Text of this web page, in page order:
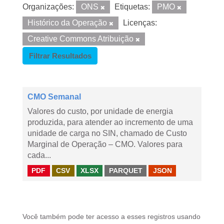
Organizações: ONS Etiquetas:
PMO
Histórico da Operação
Licenças:
Creative Commons Atribuição
Filtrar Resultados
CMO Semanal
Valores do custo, por unidade de energia
produzida, para atender ao incremento de uma
unidade de carga no SIN, chamado de Custo
Marginal de Operação – CMO. Valores para
cada...
PDF CSV XLSX PARQUET JSON
Você também pode ter acesso a esses registros usando